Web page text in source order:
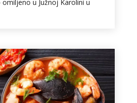
u Južnoj Karolini u